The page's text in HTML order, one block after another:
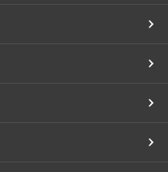
видимість на вулицю, що
зі стилями: